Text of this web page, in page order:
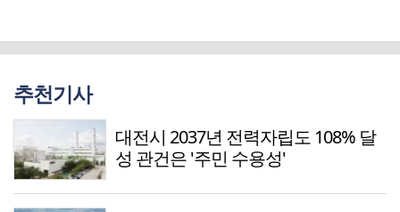
추천기사
대전시 2037년 전력자립도 108% 달
성 관건은 '주민 수용성'